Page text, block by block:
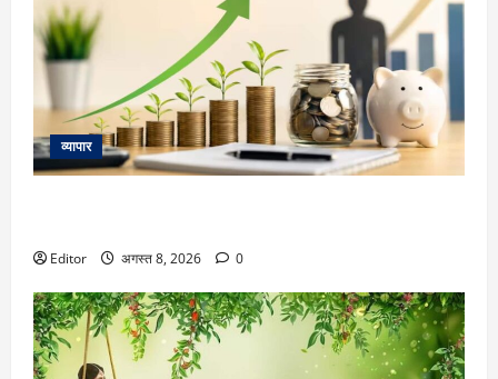
व्यापार
Editor अगस्त 8, 2026 0